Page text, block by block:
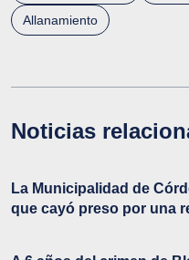
Allanamiento
Noticias
La Municipalidad de
que cayó preso por una